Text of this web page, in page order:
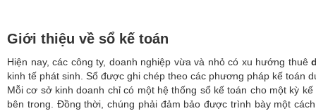
Giới thiệu về sổ kế toán
Hiện nay, các công ty, doanh nghiệp vừa và nhỏ có xu hướng thuê
kinh tế phát sinh. Sổ được ghi chép theo các phương pháp kế toán
Mỗi cơ sở kinh doanh chỉ có một hệ thống sổ kế toán cho một kỳ
bên trong. Đồng thời, chúng phải đảm bảo được trình bày một